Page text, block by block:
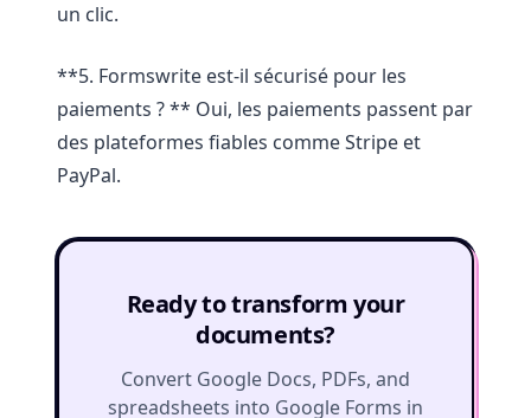
un clic.
**5. Formswrite est-il sécurisé pour les
paiements ? ** Oui, les paiements passent par
des plateformes fiables comme Stripe et
PayPal.
Ready to transform your
documents?
Convert Google Docs, PDFs, and
spreadsheets into Google Forms in